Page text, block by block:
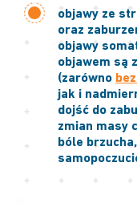
objawy ze
oraz
objawy
objawem są
(zarówno
jak i
dojść do
zmian masy
bóle